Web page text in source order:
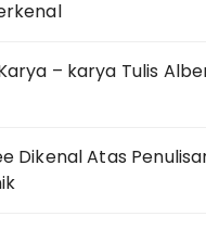
– karya Tulis
Dikenal Atas